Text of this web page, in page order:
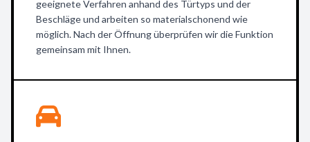
geeignete Verfahren anhand des Türtyps und der
Beschläge und arbeiten so materialschonend wie
möglich. Nach der Öffnung überprüfen wir die Funktion
gemeinsam mit Ihnen.